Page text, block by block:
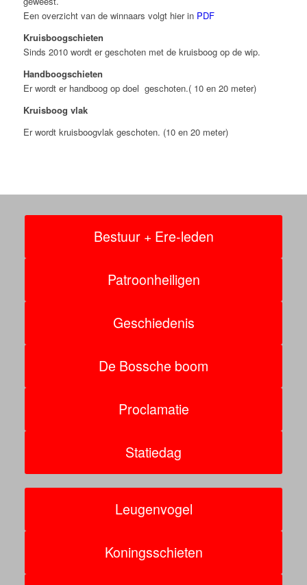
Een overzicht van de winnaars volgt hier in PDF
Kruisboogschieten
Sinds 2010 wordt er geschoten met de kruisboog op de wip.
Handboogschieten
Er wordt er handboog op doel geschoten.( 10 en 20 meter)
Kruisboog vlak
Er wordt kruisboogvlak geschoten. (10 en 20 meter)
Bestuur + Ere-leden
Patroonheiligen
Geschiedenis
De Bossche boom
Proclamatie
Statiedag
Leugenvogel
Koningsschieten